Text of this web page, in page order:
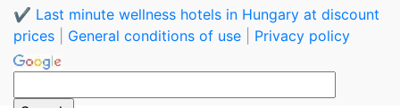
✔️ Last minute wellness hotels in Hungary at discount
prices
General conditions of use Privacy policy